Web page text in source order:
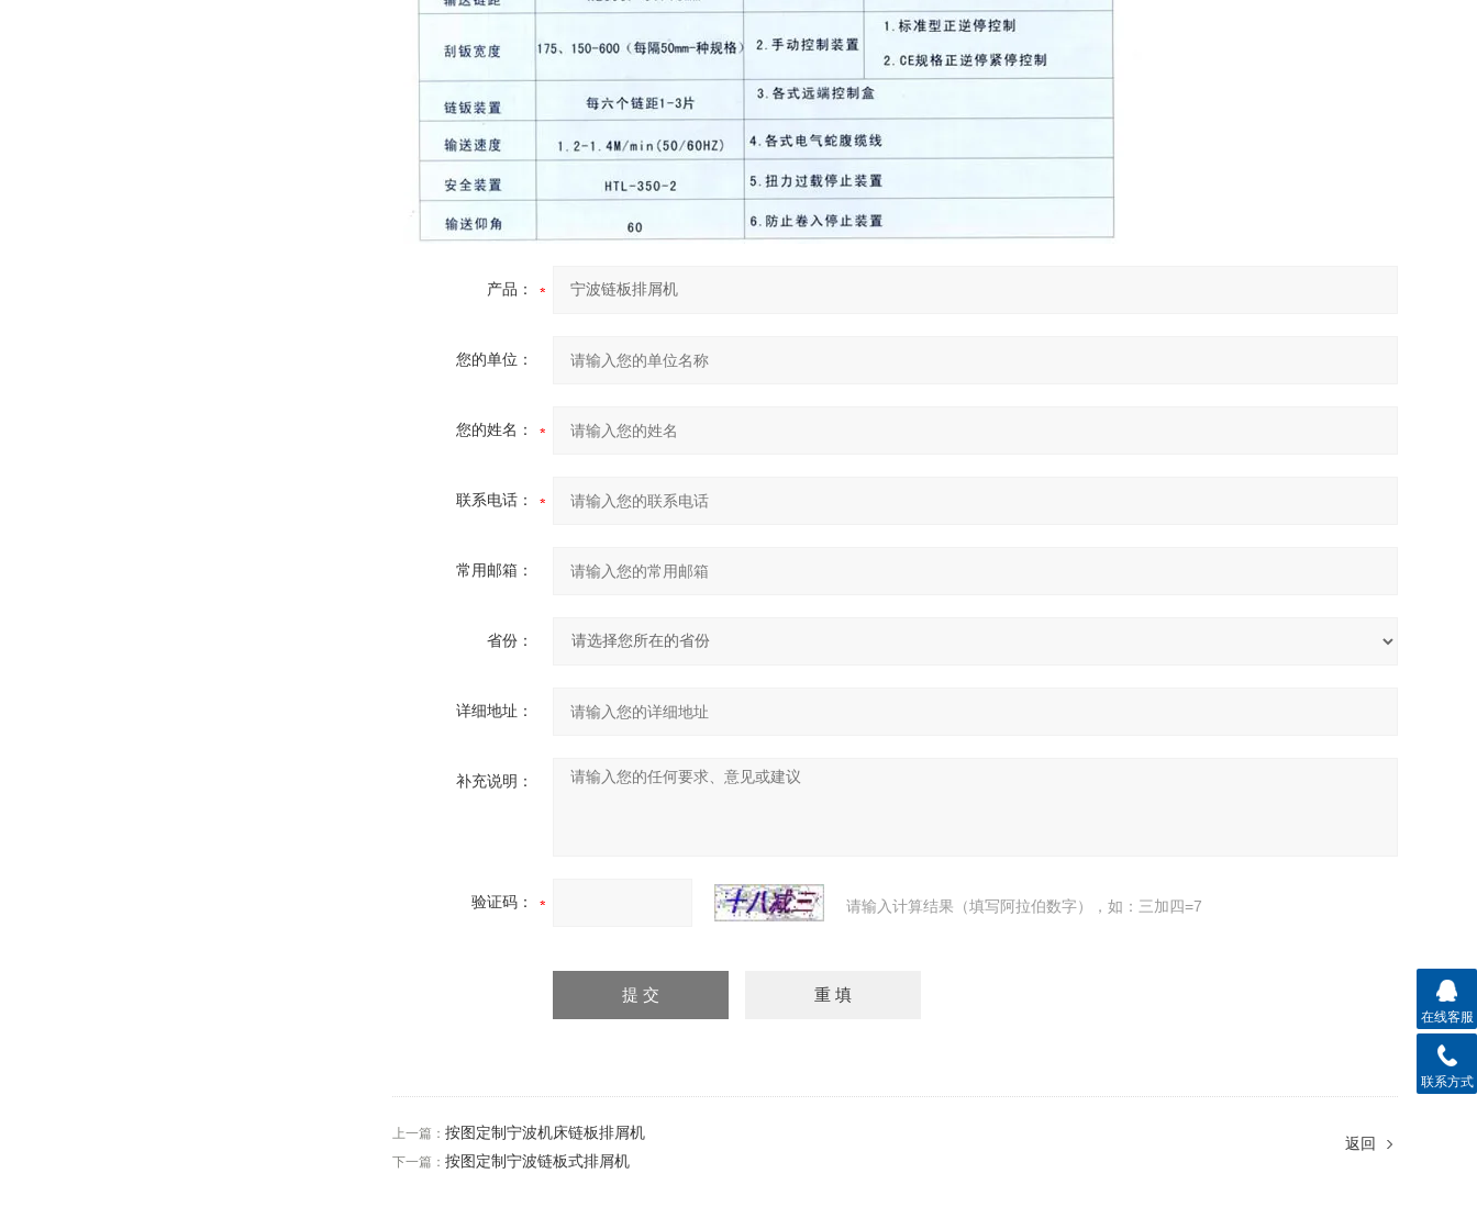
产品：
您的单位：
您的姓名：
联系电话：
常用邮箱：
省份：
详细地址：
补充说明：
验证码： 请输入计算结果（填写阿拉伯数字），如：三加四=7
上一篇： 按图定制宁波机床链板排屑机
下一篇： 按图定制宁波链板式排屑机
返回
在线客服
联系方式